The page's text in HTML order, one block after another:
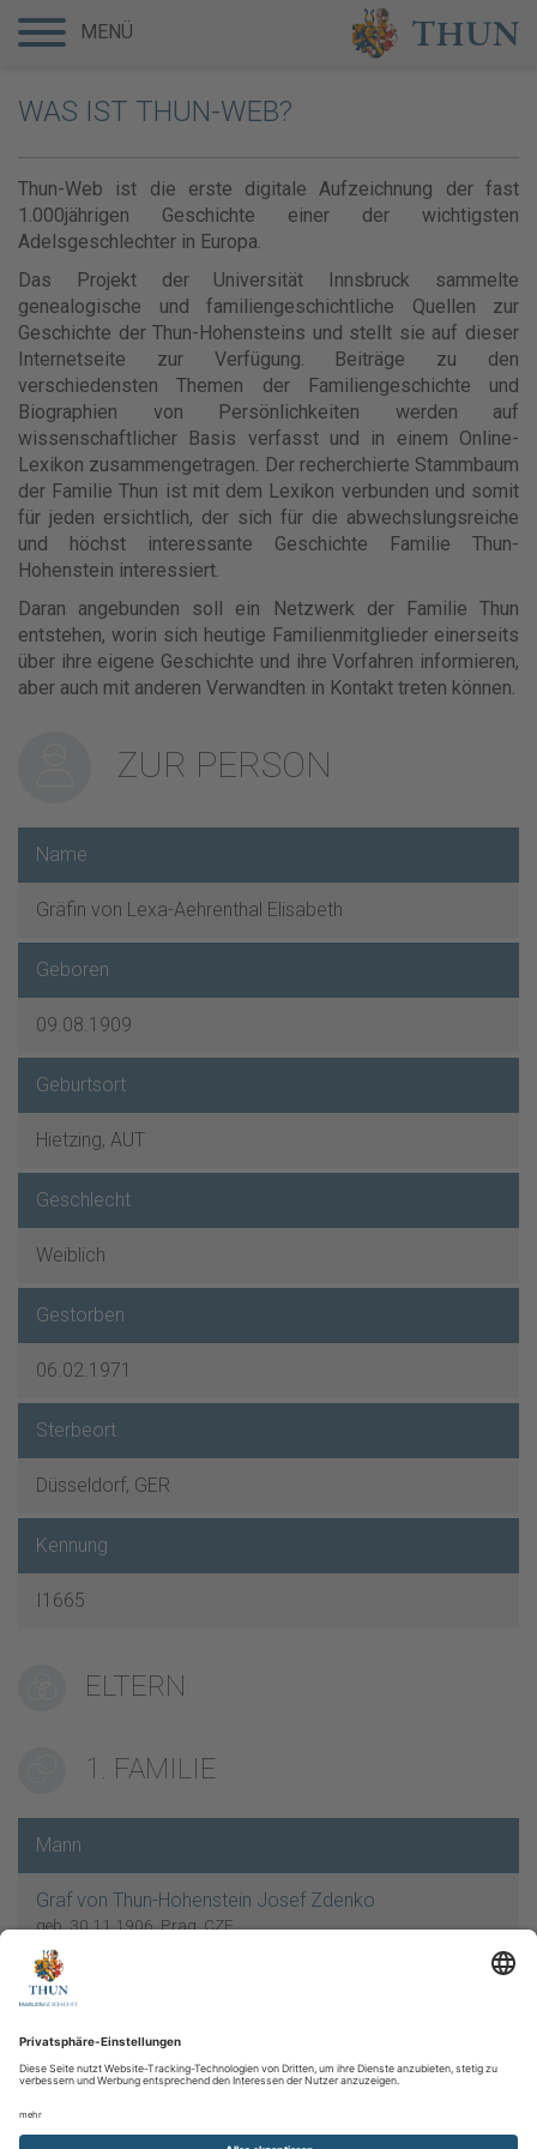
WAS IST THUN-WEB?
Thun-Web ist die erste digitale Aufzeichnung der fast
1.000jährigen Geschichte einer der wichtigsten
Adelsgeschlechter in Europa.
Das Projekt der Universität Innsbruck sammelte
genealogische und familiengeschichtliche Quellen zur
Geschichte der Thun-Hohensteins und stellt sie auf dieser
Internetseite zur Verfügung. Beiträge zu den
verschiedensten Themen der Familiengeschichte und
Biographien von Persönlichkeiten werden auf
wissenschaftlicher Basis verfasst und in einem Online-
Lexikon zusammengetragen. Der recherchierte Stammbaum
der Familie Thun ist mit dem Lexikon verbunden und somit
für jeden ersichtlich, der sich für die abwechslungsreiche
und höchst interessante Geschichte Familie Thun-
Hohenstein interessiert.
Daran angebunden soll ein Netzwerk der Familie Thun
entstehen, worin sich heutige Familienmitglieder einerseits
über ihre eigene Geschichte und ihre Vorfahren informieren,
aber auch mit anderen Verwandten in Kontakt treten können.
ZUR PERSON
Name
Gräfin von Lexa-Aehrenthal Elisabeth
Geboren
09.08.1909
Geburtsort
Hietzing, AUT
Geschlecht
Weiblich
Gestorben
06.02.1971
Sterbeort
Düsseldorf, GER
Kennung
I1665
ELTERN
1. FAMILIE
Mann
Graf von Thun-Hohenstein Josef Zdenko
geb. 30.11.1906, Prag, CZE
gest. 22.02.1976, Düsseldorf, GER
Verheiratet
03.01.1943
Prag, CZE
MENÜ